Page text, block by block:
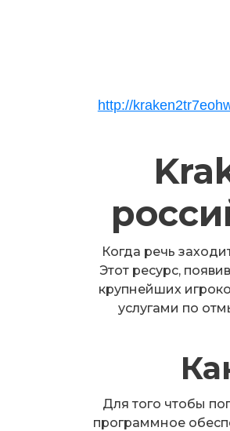
http://
Когда речь
Этот ресурс,
крупнейших
услугами по
Для того чтобы
программное